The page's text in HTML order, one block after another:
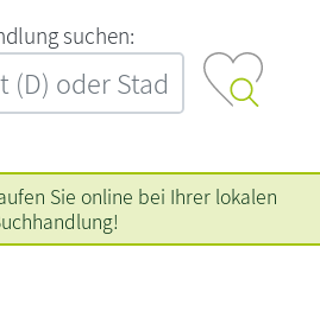
‍s‍u‍c‍h‍e‍n‍:‍
Sie online bei Ihrer lokalen